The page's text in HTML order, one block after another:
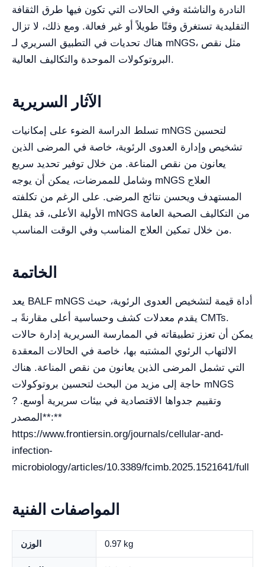
النادرة والناشئة وفي الحالات التي تكون فيها طرق الثقافة
التقليدية تستغرق وقتًا طويلاً أو غير فعالة. ومع ذلك، لا تزال
هناك تحديات في التطبيق السريري لـ mNGS، مثل نقص
البروتوكولات الموحدة والتكاليف العالية.
الآثار السريرية
تسلط الدراسة الضوء على إمكانيات mNGS لتحسين
تشخيص وإدارة العدوى الرئوية، خاصة في المرضى الذين
يعانون من نقص المناعة. من خلال توفير تحديد سريع
وشامل للممرضات، يمكن أن يوجه mNGS العلاج
المستهدف ويحسن نتائج المرضى. على الرغم من تكلفته
الأولية الأعلى، قد يقلل mNGS من التكاليف الصحية العامة
من خلال تمكين العلاج المناسب وفي الوقت المناسب.
الخاتمة
يعد BALF mNGS أداة قيمة لتشخيص العدوى الرئوية، حيث
يقدم معدلات كشف وحساسية أعلى مقارنةً بـ CMTs.
يمكن أن تعزز تطبيقاته في الممارسة السريرية إدارة حالات
الالتهاب الرئوي المشتبه بها، خاصة في الحالات المعقدة
التي تشمل المرضى الذين يعانون من نقص المناعة. هناك
حاجة إلى مزيد من البحث لتحسين بروتوكولات mNGS
وتقييم جدواها الاقتصادية في بيئات سريرية أوسع. ?
**المصدر:**
https://www.frontiersin.org/journals/cellular-and-
infection-
microbiology/articles/10.3389/fcimb.2025.1521641/full
المواصفات الفنية
الوزن 0.97 kg